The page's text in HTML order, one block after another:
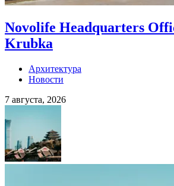
Novolife Headquarters
Krubka
Архитектура
Новости
7 августа, 2026